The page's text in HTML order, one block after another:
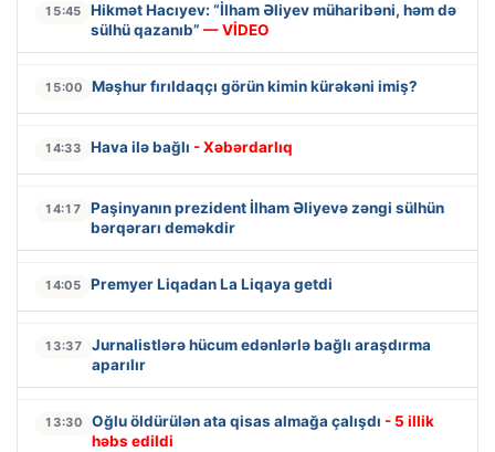
15:45
Hikmət Hacıyev: “İlham Əliyev müharibəni, həm də
sülhü qazanıb” — VİDEO
15:00 Məşhur fırıldaqçı görün kimin kürəkəni imiş?
14:33 Hava ilə bağlı - Xəbərdarlıq
14:17
Paşinyanın prezident İlham Əliyevə zəngi sülhün
bərqərarı deməkdir
14:05 Premyer Liqadan La Liqaya getdi
13:37
Jurnalistlərə hücum edənlərlə bağlı araşdırma
aparılır
13:30 Oğlu öldürülən ata qisas almağa çalışdı - 5 illik
həbs edildi